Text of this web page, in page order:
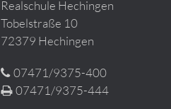
Realschule Hechingen
Tobelstraße 10
72379 Hechingen
07471/9375-400
07471/9375-444